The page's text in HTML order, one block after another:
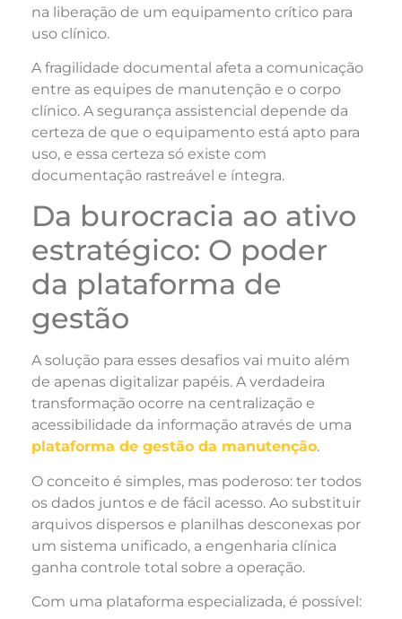
na liberação de um equipamento crítico para
uso clínico.
A fragilidade documental afeta a comunicação
entre as equipes de manutenção e o corpo
clínico. A segurança assistencial depende da
certeza de que o equipamento está apto para
uso, e essa certeza só existe com
documentação rastreável e íntegra.
Da burocracia ao ativo
estratégico: O poder
da plataforma de
gestão
A solução para esses desafios vai muito além
de apenas digitalizar papéis. A verdadeira
transformação ocorre na centralização e
acessibilidade da informação através de uma
plataforma de gestão da manutenção.
O conceito é simples, mas poderoso: ter todos
os dados juntos e de fácil acesso. Ao substituir
arquivos dispersos e planilhas desconexas por
um sistema unificado, a engenharia clínica
ganha controle total sobre a operação.
Com uma plataforma especializada, é possível: